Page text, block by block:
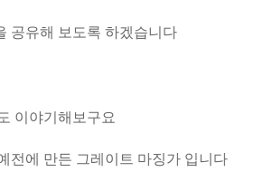
공유해 보도록 하겠습니다
이야기해보구요
전에 만든 그레이트 마징가 입니다